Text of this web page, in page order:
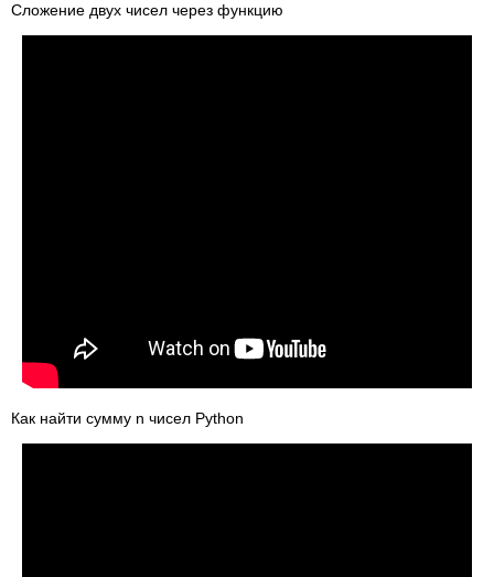
Сложение двух чисел через функцию
Как найти сумму n чисел Python